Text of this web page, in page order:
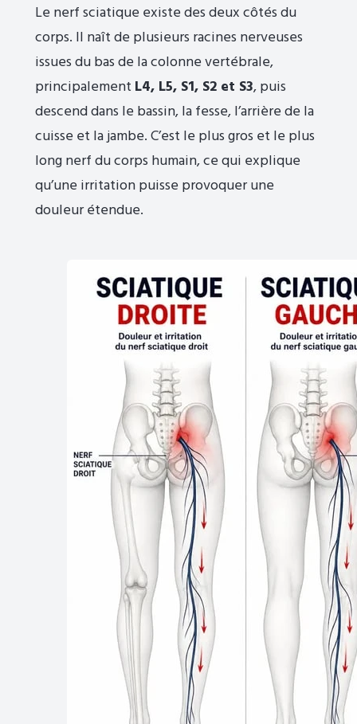
Le nerf sciatique existe des deux côtés du
corps. Il naît de plusieurs racines nerveuses
issues du bas de la colonne vertébrale,
principalement L4, L5, S1, S2 et S3, puis
descend dans le bassin, la fesse, l’arrière de la
cuisse et la jambe. C’est le plus gros et le plus
long nerf du corps humain, ce qui explique
qu’une irritation puisse provoquer une
douleur étendue.